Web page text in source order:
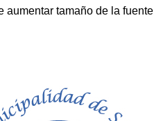
aumentar tamaño de la fuente